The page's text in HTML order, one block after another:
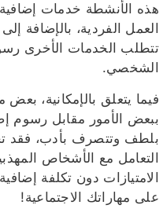
هذه الأنشطة خدمات
العمل الفردية، بالإضافة
تتطلب الخدمات الأخرى
الشخصي.
فيما يتعلق بالإمكانية،
ببعض الأمور مقابل رسوم
بلطف وتتصرف بأدب، فقد
التعامل مع الأشخاص
الامتيازات دون تكلفة
على مهاراتك الاجتماعية!